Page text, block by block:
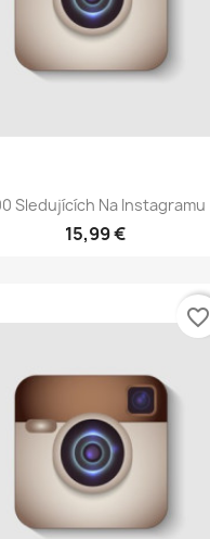
Sledujících Na Instagramu
15,99 €
favorite_border